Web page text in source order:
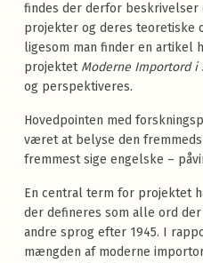
findes der derfor beskrivelser
projekter og deres teoretiske
ligesom man finder en artikel
projektet Moderne Importord i
og perspektiveres.
Hovedpointen med
været at belyse den
fremmest sige engelske –
En central term for projektet
der defineres som alle ord
andre sprog efter 1945. I
mængden af moderne